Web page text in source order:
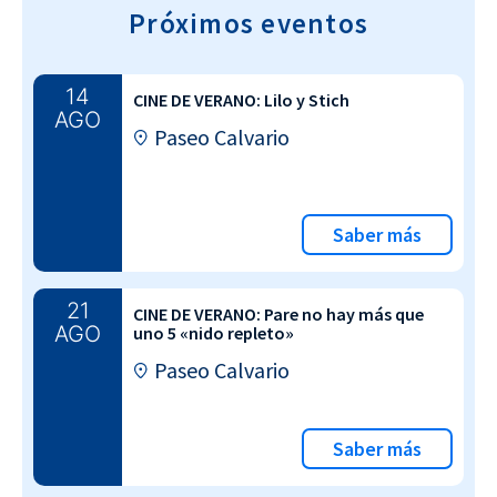
Próximos eventos
14
AGO
CINE DE VERANO: Lilo y Stich
Paseo Calvario
Saber más
21
AGO
CINE DE VERANO: Pare no hay más que
uno 5 «nido repleto»
Paseo Calvario
Saber más